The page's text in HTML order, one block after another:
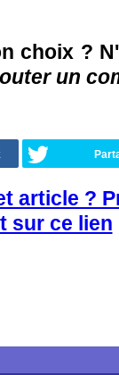
choix ?
un
article ?
sur ce lien